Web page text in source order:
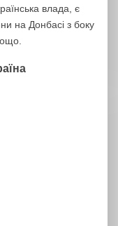
влада, є
на Донбасі з боку